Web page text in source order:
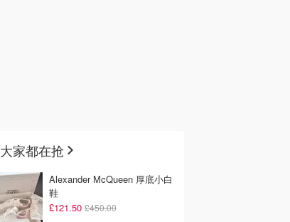
大家都在抢
Alexander McQueen 厚底小白
鞋
£121.50 £450.00